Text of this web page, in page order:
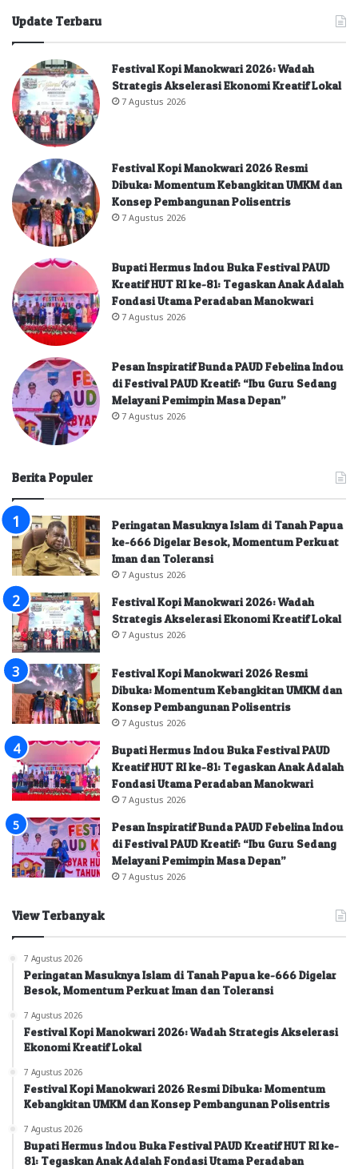
Update Terbaru
Festival Kopi Manokwari 2026: Wadah
Strategis Akselerasi Ekonomi Kreatif Lokal
7 Agustus 2026
Festival Kopi Manokwari 2026 Resmi
Dibuka: Momentum Kebangkitan UMKM dan
Konsep Pembangunan Polisentris
7 Agustus 2026
Bupati Hermus Indou Buka Festival PAUD
Kreatif HUT RI ke-81: Tegaskan Anak Adalah
Fondasi Utama Peradaban Manokwari
7 Agustus 2026
Pesan Inspiratif Bunda PAUD Febelina Indou
di Festival PAUD Kreatif: “Ibu Guru Sedang
Melayani Pemimpin Masa Depan”
7 Agustus 2026
Berita Populer
Peringatan Masuknya Islam di Tanah Papua
ke-666 Digelar Besok, Momentum Perkuat
Iman dan Toleransi
7 Agustus 2026
Festival Kopi Manokwari 2026: Wadah
Strategis Akselerasi Ekonomi Kreatif Lokal
7 Agustus 2026
Festival Kopi Manokwari 2026 Resmi
Dibuka: Momentum Kebangkitan UMKM dan
Konsep Pembangunan Polisentris
7 Agustus 2026
Bupati Hermus Indou Buka Festival PAUD
Kreatif HUT RI ke-81: Tegaskan Anak Adalah
Fondasi Utama Peradaban Manokwari
7 Agustus 2026
Pesan Inspiratif Bunda PAUD Febelina Indou
di Festival PAUD Kreatif: “Ibu Guru Sedang
Melayani Pemimpin Masa Depan”
7 Agustus 2026
View Terbanyak
7 Agustus 2026
Peringatan Masuknya Islam di Tanah Papua ke-666 Digelar
Besok, Momentum Perkuat Iman dan Toleransi
7 Agustus 2026
Festival Kopi Manokwari 2026: Wadah Strategis Akselerasi
Ekonomi Kreatif Lokal
7 Agustus 2026
Festival Kopi Manokwari 2026 Resmi Dibuka: Momentum
Kebangkitan UMKM dan Konsep Pembangunan Polisentris
7 Agustus 2026
Bupati Hermus Indou Buka Festival PAUD Kreatif HUT RI ke-
81: Tegaskan Anak Adalah Fondasi Utama Peradaban